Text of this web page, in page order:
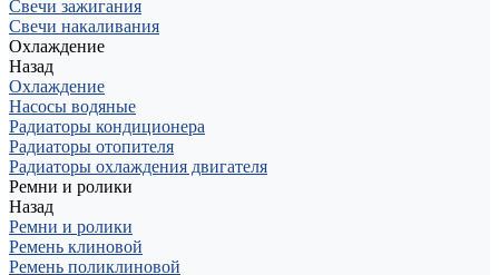
Свечи зажигания
Свечи накаливания
Охлаждение
Назад
Охлаждение
Насосы водяные
Радиаторы кондиционера
Радиаторы отопителя
Радиаторы охлаждения двигателя
Ремни и ролики
Назад
Ремни и ролики
Ремень клиновой
Ремень поликлиновой